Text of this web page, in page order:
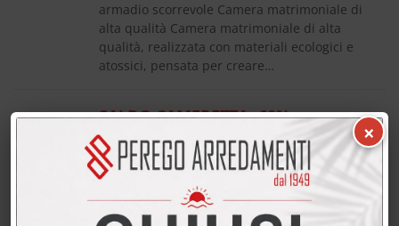
armadio scorrevole Camera matrimoniale di
alta qualità Camera matrimoniale di alta
qualità, realizzata con materiali ecologici e
atossici, pensata per creare…
SALDO CAMERETTA -60%
SALDO CAMERETTA -60% Cameretta della ditta
Spagnol completa di 2 letti scorrevoli su
pannellatura a muro, boiserie atterzzata con
elementi a giorno I due letti includono reti
ortopediche e dal letto…
×